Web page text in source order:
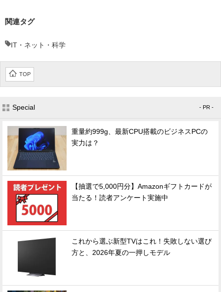
関連タグ
IT・ネット・科学
TOP
Special - PR -
重量約999g、最新CPU搭載のビジネスPCの
実力は？
【抽選で5,000円分】Amazonギフトカードが
当たる！読者アンケート実施中
これから選ぶ新型TVはこれ！失敗しない選び
方と、2026年夏の一押しモデル